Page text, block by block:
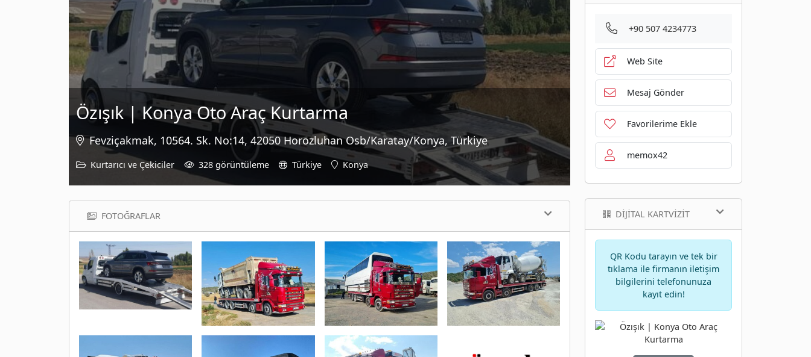
Özışık | Konya Oto Araç Kurtarma
Fevziçakmak, 10564. Sk. No:14, 42050 Horozluhan Osb/Karatay/Konya, Türkiye
Kurtarıcı ve Çekiciler 328 görüntüleme Türkiye Konya
FOTOĞRAFLAR
+90 507 4234773
Web Site
Mesaj Gönder
Favorilerime Ekle
memox42
DIJITAL KARTVIZIT
QR Kodu tarayın ve tek bir
tıklama ile firmanın iletişim
bilgilerini telefonunuza
kayıt edin!